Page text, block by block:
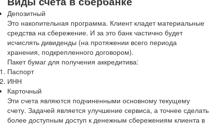
Депозитный
Это накопительная программа. Клиент кладет материальные
средства на сбережение. И за это банк частично будет
исчислять дивиденды (на протяжении всего периода
хранения, подкрепленного договором).
Пакет бумаг для получения аккредитива:
Паспорт
ИНН
Карточный
Эти счета являются подчиненными основному текущему
счету. Задачей является улучшение сервиса, а точнее сделать
более доступным доступ к денежным сбережениям клиента в